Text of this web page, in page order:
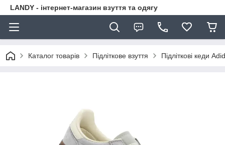
LANDY - інтернет-магазин взуття та одягу
Каталог товарів Підліткове взуття Підліткові кеди